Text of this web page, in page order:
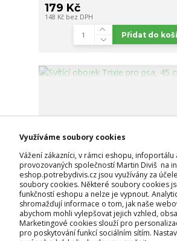
179 Kč
148 Kč bez DPH
Přidat do
Využíváme soubory cookies
Vážení zákazníci, v rámci eshopu,
provozovaných společností Martin Diviš na
eshop.potrebydivis.cz jsou využívány za
soubory cookies. Některé soubory cookies
funkčností eshopu a nelze je vypnout.
shromažďují informace o tom, jak naše
abychom mohli vylepšovat jejich vzhled,
Marketingové cookies slouží pro
pro poskytování funkcí sociálním sítím.